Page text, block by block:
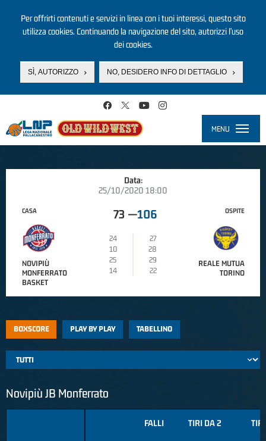
Per offrirti contenuti e servizi in linea con i tuoi interessi, questo sito
utilizza cookies. Continuando la navigazione del sito, autorizzi l’uso
dei cookies.
SÌ, AUTORIZZO NO, DESIDERO INFO DI DETTAGLIO
MENU
Data:
25/10/2020 18:00
CASA
NOVIPIÙ
MONFERRATO
BASKET
73 —106
24
27
10
28
25
29
14
22
OSPITE
REALE MUTUA
TORINO
BOXSCORE PLAY BY PLAY TABELLINO
Novipiù JB Monferrato
FALLI TIRI DA 2